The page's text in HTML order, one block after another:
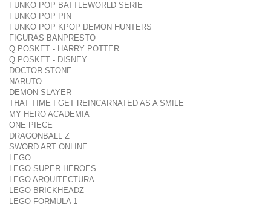
FUNKO POP BATTLEWORLD SERIE
FUNKO POP PIN
FUNKO POP KPOP DEMON HUNTERS
FIGURAS BANPRESTO
Q POSKET - HARRY POTTER
Q POSKET - DISNEY
DOCTOR STONE
NARUTO
DEMON SLAYER
THAT TIME I GET REINCARNATED AS A SMILE
MY HERO ACADEMIA
ONE PIECE
DRAGONBALL Z
SWORD ART ONLINE
LEGO
LEGO SUPER HEROES
LEGO ARQUITECTURA
LEGO BRICKHEADZ
LEGO FORMULA 1